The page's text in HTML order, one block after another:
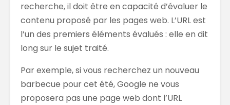
recherche, il doit être en capacité d’évaluer le
contenu proposé par les pages web. L’URL est
l’un des premiers éléments évalués : elle en dit
long sur le sujet traité.
Par exemple, si vous recherchez un nouveau
barbecue pour cet été, Google ne vous
proposera pas une page web dont l’URL